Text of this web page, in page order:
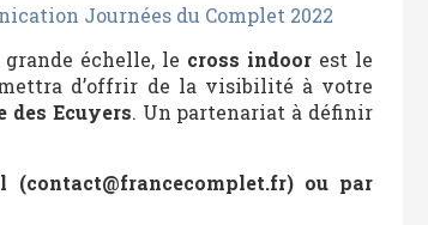
Journées du Complet 2022
échelle, le cross indoorest le
d’offrir de la visibilité à votre
des Ecuyers. Un partenariat à définir
ou par